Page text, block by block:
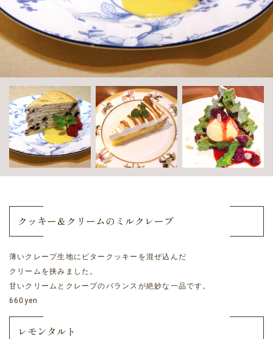
クッキー＆クリームのミルクレープ
薄いクレープ生地にビタークッキーを混ぜ込んだ
クリームを挟みました。
甘いクリームとクレープのバランスが絶妙な一品です。
660yen
レモンタルト